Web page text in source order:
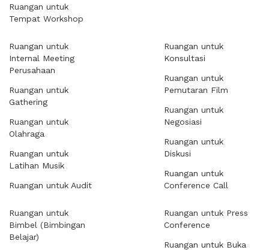
Ruangan untuk
Tempat Workshop
Ruangan untuk
Internal Meeting
Perusahaan
Ruangan untuk
Gathering
Ruangan untuk
Olahraga
Ruangan untuk
Latihan Musik
Ruangan untuk Audit
Ruangan untuk
Konsultasi
Ruangan untuk
Pemutaran Film
Ruangan untuk
Negosiasi
Ruangan untuk
Diskusi
Ruangan untuk
Conference Call
Ruangan untuk
Bimbel (Bimbingan
Belajar)
Ruangan untuk Press
Conference
Ruangan untuk Buka